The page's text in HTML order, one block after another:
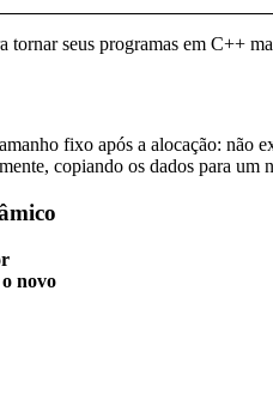
tornar seus programas em C++
fixo após a alocação: não
copiando os dados para um
novo